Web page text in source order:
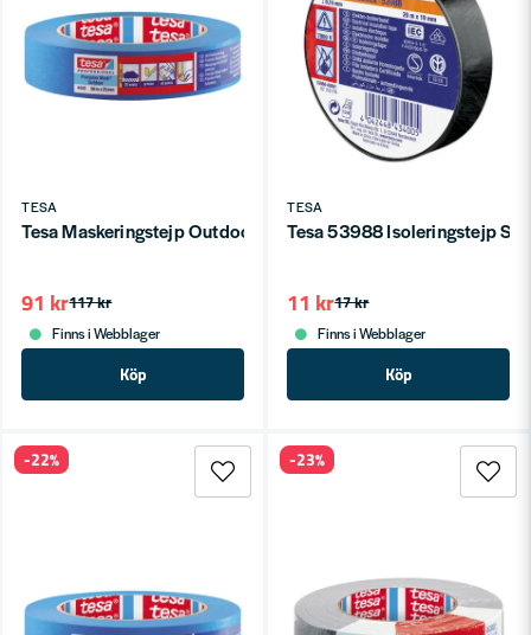
TESA
Tesa Maskeringstejp Outdoor 4440 25mmx50m
117 kr
91 kr
Finns i Webblager
Köp
TESA
Tesa 53988 Isoleringstejp
17 kr
11 kr
Finns i Webblager
Köp
-22% -23%